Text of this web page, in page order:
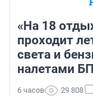
«На 18
проходит
света и
налетами
6 часов 29 808